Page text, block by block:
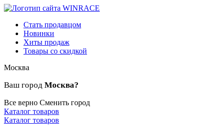
Стать продавцом
Новинки
Хиты продаж
Товары со скидкой
Москва
Ваш город Москва?
Все верно Сменить город
Каталог товаров
Каталог товаров